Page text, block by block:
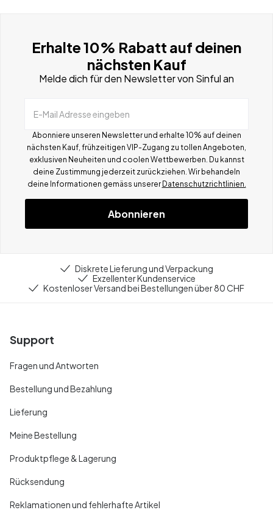
Erhalte 10% Rabatt auf deinen
nächsten Kauf
Melde dich für den Newsletter von Sinful an
E-Mail Adresse eingeben
Abonniere unseren Newsletter und erhalte 10% auf deinen
nächsten Kauf, frühzeitigen VIP-Zugang zu tollen Angeboten,
exklusiven Neuheiten und coolen Wettbewerben. Du kannst
deine Zustimmung jederzeit zurückziehen. Wir behandeln
deine Informationen gemäss unserer Datenschutzrichtlinien.
Abonnieren
Diskrete Lieferung und Verpackung
Exzellenter Kundenservice
Kostenloser Versand bei Bestellungen über 80 CHF
Support
Fragen und Antworten
Bestellung und Bezahlung
Lieferung
Meine Bestellung
Produktpflege & Lagerung
Rücksendung
Reklamationen und fehlerhafte Artikel